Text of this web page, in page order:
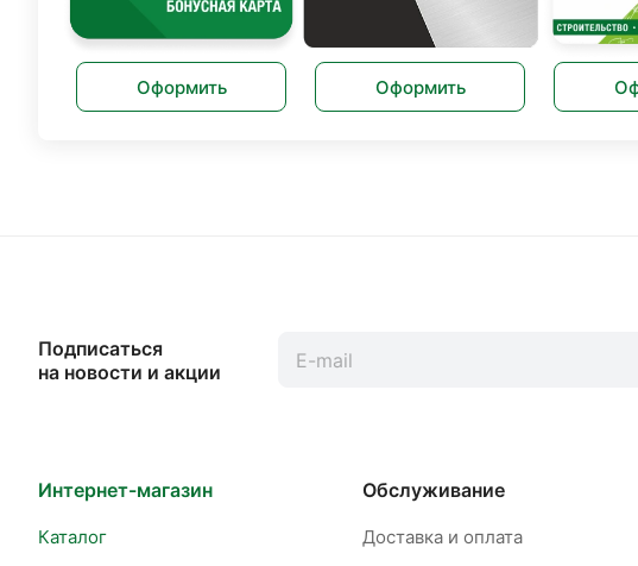
Оформить Оформить
Подписаться
на новости и акции
Интернет-магазин
Каталог
Обслуживание
Доставка и оплата